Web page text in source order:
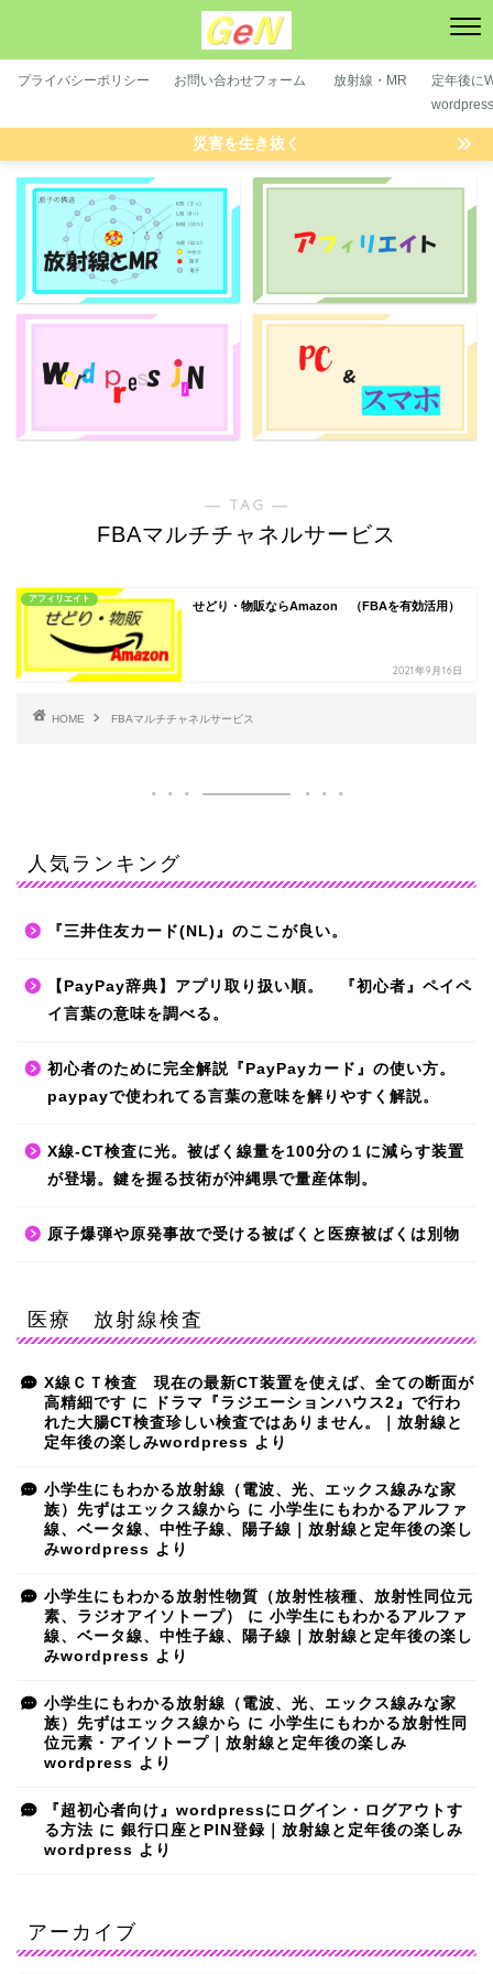
プライバシーポリシー お問い合わせフォーム 放射線・MR
定年後に
災害を生き抜く
― TAG ―
FBAマルチチャネルサービス
アフィリエイト
せどり・物販ならAmazon （FBAを有効活用）
2021年9月16日
HOME FBAマルチチャネルサービス
人気ランキング
『三井住友カード(NL)』のここが良い。
【PayPay辞典】アプリ取り扱い順。 『初心者』ペイペ
イ言葉の意味を調べる。
初心者のために完全解説『PayPayカード』の使い方。
paypayで使われてる言葉の意味を解りやすく解説。
X線-CT検査に光。被ばく線量を100分の１に減らす装置
が登場。鍵を握る技術が沖縄県で量産体制。
原子爆弾や原発事故で受ける被ばくと医療被ばくは別物
医療 放射線検査
X線ＣＴ検査 現在の最新CT装置を使えば、全ての断面が
高精細です に
ドラマ『ラジエーションハウス2』で行わ
れた大腸CT検査珍しい検査ではありません。｜放射線と
定年後の楽しみwordpress より
小学生にもわかる放射線（電波、光、エックス線みな家
族）先ずはエックス線から に 小学生にもわかるアルファ
線、ベータ線、中性子線、陽子線｜放射線と定年後の楽し
みwordpress より
小学生にもわかる放射性物質（放射性核種、放射性同位元
素、ラジオアイソトープ）
に 小学生にもわかるアルファ
線、ベータ線、中性子線、陽子線｜放射線と定年後の楽し
みwordpress より
小学生にもわかる放射線（電波、光、エックス線みな家
族）先ずはエックス線から に 小学生にもわかる放射性同
位元素・アイソトープ｜放射線と定年後の楽しみ
wordpress より
『超初心者向け』wordpressにログイン・ログアウトす
る方法 に 銀行口座とPIN登録｜放射線と定年後の楽しみ
wordpress より
アーカイブ